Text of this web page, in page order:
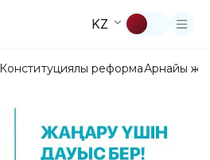
KZ
Конституциялық реформаАрнайы